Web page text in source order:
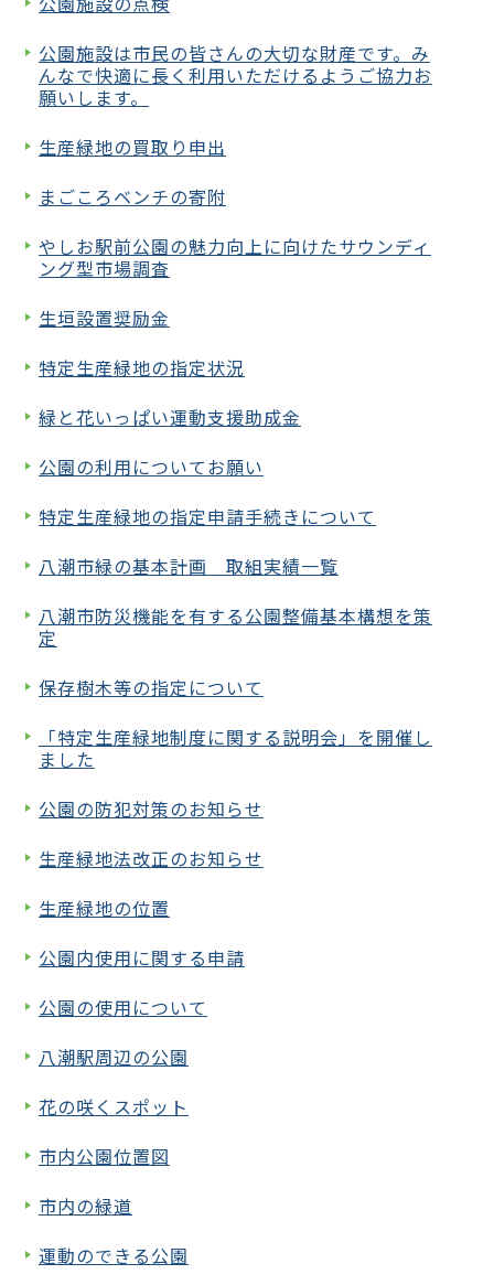
公園施設は市民の皆さんの大切な財産です。み
んなで快適に長く利用いただけるようご協力お
願いします。
生産緑地の買取り申出
まごころベンチの寄附
やしお駅前公園の魅力向上に向けたサウンディ
ング型市場調査
生垣設置奨励金
特定生産緑地の指定状況
緑と花いっぱい運動支援助成金
公園の利用についてお願い
特定生産緑地の指定申請手続きについて
八潮市緑の基本計画 取組実績一覧
八潮市防災機能を有する公園整備基本構想を策
定
保存樹木等の指定について
「特定生産緑地制度に関する説明会」を開催し
ました
公園の防犯対策のお知らせ
生産緑地法改正のお知らせ
生産緑地の位置
公園内使用に関する申請
公園の使用について
八潮駅周辺の公園
花の咲くスポット
市内公園位置図
市内の緑道
運動のできる公園